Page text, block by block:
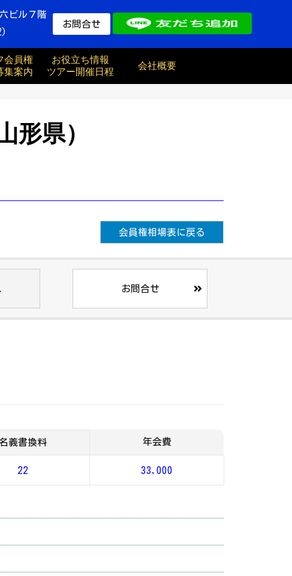
ビル７階
お問合せ
会員権
集案内
お役立ち情報
ツアー開催日程
会社概要
形県）
会員権相場表に戻る
お問合せ
義書換料 年会費
22 33,000